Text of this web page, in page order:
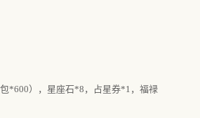
*600），星座石*8，占星券*1，福禄